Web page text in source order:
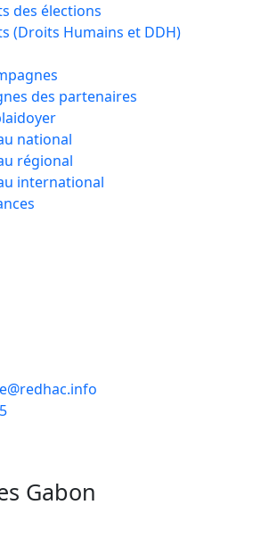
des élections
(Droits Humains et DDH)
des partenaires
national
régional
international
Gabon